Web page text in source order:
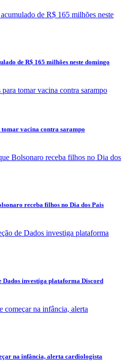
de R$ 165 milhões neste domingo
vacina contra sarampo
receba filhos no Dia dos Pais
Dados investiga plataforma Discord
na infância, alerta cardiologista